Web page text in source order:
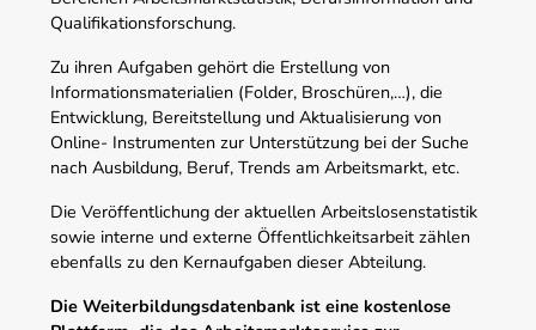
Qualifikationsforschung.
Zu ihren Aufgaben gehört die Erstellung von
Informationsmaterialien (Folder, Broschüren,…), die
Entwicklung, Bereitstellung und Aktualisierung von
Online- Instrumenten zur Unterstützung bei der Suche
nach Ausbildung, Beruf, Trends am Arbeitsmarkt, etc.
Die Veröffentlichung der aktuellen Arbeitslosenstatistik
sowie interne und externe Öffentlichkeitsarbeit zählen
ebenfalls zu den Kernaufgaben dieser Abteilung.
Die Weiterbildungsdatenbank ist eine kostenlose